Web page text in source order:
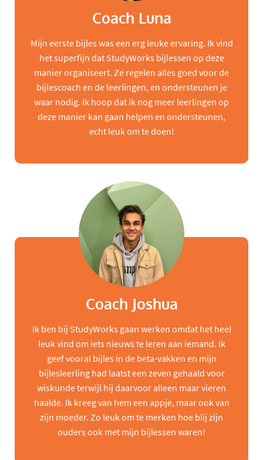
Coach Luna
Mijn eerste bijles was een erg leuke ervaring. Ik vind
het superfijn dat StudyWorks bijlessen op deze
manier organiseert. Ze regelen alles goed voor de
bijlescoach en de leerlingen, en ondersteunen je
waar nodig. Ik hoop dat ik nog meer leerlingen op
deze manier kan gaan helpen en ondersteunen,
echt leuk om te doen!
Coach Joshua
Ik ben bij StudyWorks gaan werken omdat het heel
leuk vind om iets nieuws te leren aan iemand. Ik
geef vooral bijles in de beta-vakken en mijn
bijlesleerling had laatst een zeven gehaald voor
wiskunde terwijl hij daarvoor alleen maar vieren
haalde. Ik kreeg van hem een appje, maar ook van
zijn moeder. Zo leuk om te merken hoe blij zijn
ouders ook met mijn bijlessen waren!